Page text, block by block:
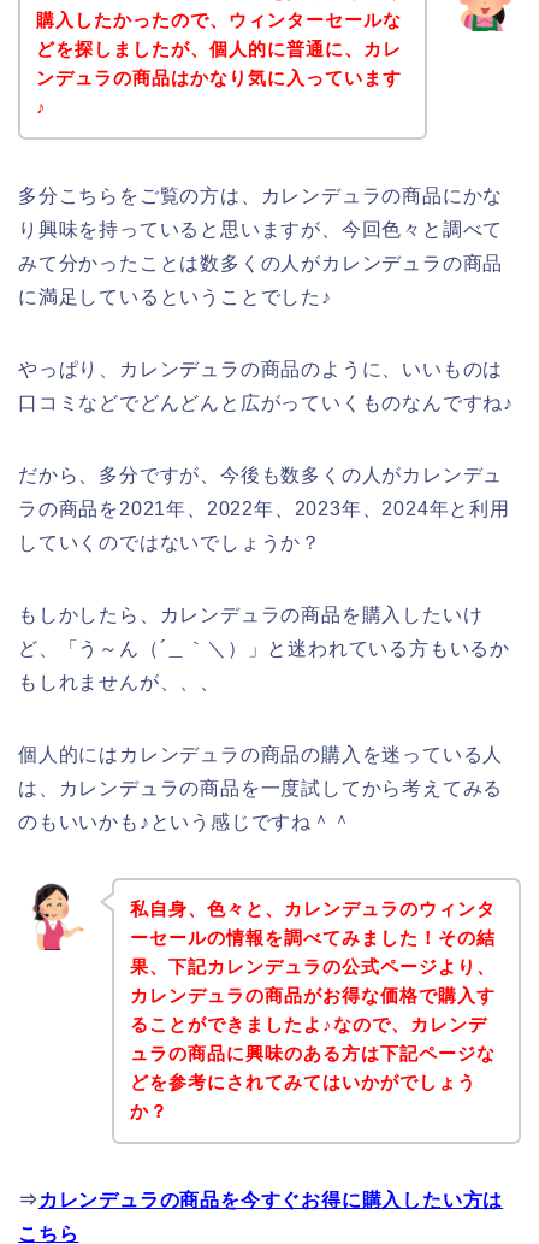
購入したかったので、ウィンターセールな
どを探しましたが、個人的に普通に、カレ
ンデュラの商品はかなり気に入っています
♪
多分こちらをご覧の方は、カレンデュラの商品にかな
り興味を持っていると思いますが、今回色々と調べて
みて分かったことは数多くの人がカレンデュラの商品
に満足しているということでした♪
やっぱり、カレンデュラの商品のように、いいものは
口コミなどでどんどんと広がっていくものなんですね♪
だから、多分ですが、今後も数多くの人がカレンデュ
ラの商品を2021年、2022年、2023年、2024年と利用
していくのではないでしょうか？
もしかしたら、カレンデュラの商品を購入したいけ
ど、「う～ん（´＿｀＼）」と迷われている方もいるか
もしれませんが、、、
個人的にはカレンデュラの商品の購入を迷っている人
は、カレンデュラの商品を一度試してから考えてみる
のもいいかも♪という感じですね＾＾
私自身、色々と、カレンデュラのウィンタ
ーセールの情報を調べてみました！その結
果、下記カレンデュラの公式ページより、
カレンデュラの商品がお得な価格で購入す
ることができましたよ♪なので、カレンデ
ュラの商品に興味のある方は下記ページな
どを参考にされてみてはいかがでしょう
か？
⇒ カレンデュラの商品を今すぐお得に購入したい方は
こちら